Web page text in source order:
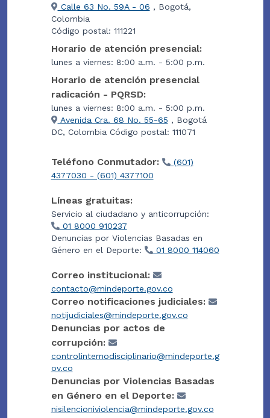
Calle 63 No. 59A - 06 , Bogotá,
Colombia
Código postal: 111221
Horario de atención presencial:
lunes a viernes: 8:00 a.m. - 5:00 p.m.
Horario de atención presencial
radicación - PQRSD:
lunes a viernes: 8:00 a.m. - 5:00 p.m.
Avenida Cra. 68 No. 55-65 , Bogotá
DC, Colombia Código postal: 111071
Teléfono Conmutador:
(601)
4377030 - (601) 4377100
Líneas gratuitas:
Servicio al ciudadano y anticorrupción:
01 8000 910237
Denuncias por Violencias Basadas en
Género en el Deporte:
01 8000 114060
Correo institucional:
contacto@mindeporte.gov.co
Correo notificaciones judiciales:
notijudiciales@mindeporte.gov.co
Denuncias por actos de
corrupción:
controlinternodisciplinario@mindeporte.g
ov.co
Denuncias por Violencias Basadas
en Género en el Deporte:
nisilencioniviolencia@mindeporte.gov.co